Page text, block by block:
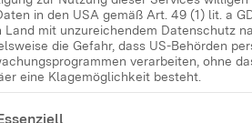
Vereinsfest steht an, ein
in den USA gemäß Art. 49 (1) lit. a
Land mit unzureichendem Datenschutz
die Gefahr, dass US-Behörden
verarbeiten, ohne
eine Klagemöglichkeit besteht.
eine Liste der Service-Gruppen,